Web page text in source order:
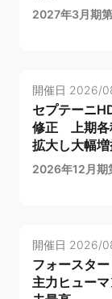
2027年3月期
開催日 2026/
セプテーニ
修正 上期各
拡大し大幅
2026年12月期
開催日 2026/
フォースタ
主力ヒュー